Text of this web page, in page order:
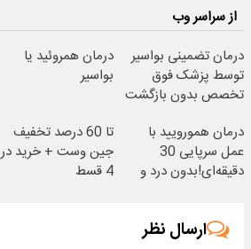
از سراسر وب
درمان تضمینی بواسیر
توسط پزشک فوق
تخصص بدون بازگشت
درمان همروئید یا
بواسیر
درمان همورویید با
عمل سرپایی 30
دقیقه‌ای!بدون درد و
تا 60 درصد تخفیف
جین وست + خرید در
4 قسط
ارسال نظر